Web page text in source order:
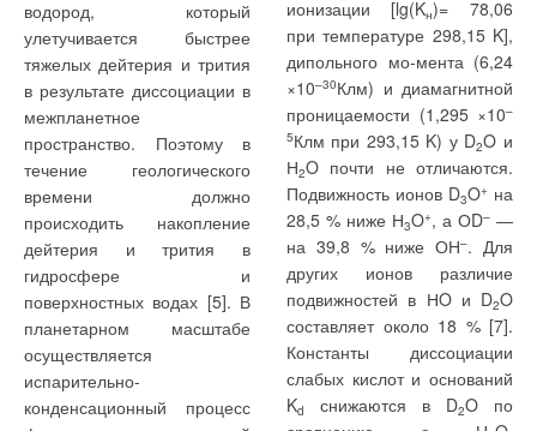
водород, который
улетучивается быстрее
тяжелых дейтерия и трития
в результате диссоциации в
межпланетное
пространство. Поэтому в
течение геологического
времени должно
происходить накопление
дейтерия и трития в
гидросфере и
поверхностных водах [5]. В
планетарном масштабе
осуществляется
испарительно-
конденсационный процесс
ионизации [lg(Kн)= 78,06
при температуре 298,15 K],
дипольного мо-мента (6,24
×10–30Клм) и диамагнитной
проницаемости (1,295 ×10–
5Клм при 293,15 K) у D2O и
Н2O почти не отличаются.
Подвижность ионов D3O+ на
28,5 % ниже Н3O+, а ОD– —
на 39,8 % ниже ОН–. Для
других ионов различие
подвижностей в НO и D2O
составляет около 18 % [7].
Константы диссоциации
слабых кислот и оснований
Kd снижаются в D2O по
оказывается равным 0,86
м
·К/Вт, а в соответствии с
[5] — 0,115 м
·К/Вт:
1. Гагарин В.Г., Козлов В.В. Требования к теплозащите и
энергетической эффективности в проекте актуализированного
СНиП «Тепловая защита зданий» // Жилищное строительство, №
2. Самарин О.Д. Теплофизика. Энергосбережение.